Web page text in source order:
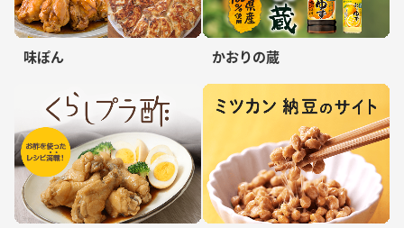
味ぽん かおりの蔵